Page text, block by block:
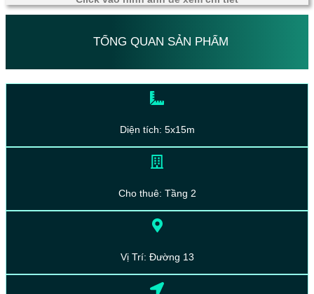
TỔNG QUAN SẢN PHẨM
Diện tích: 5x15m
Cho thuê: Tầng 2
Vị Trí: Đường 13